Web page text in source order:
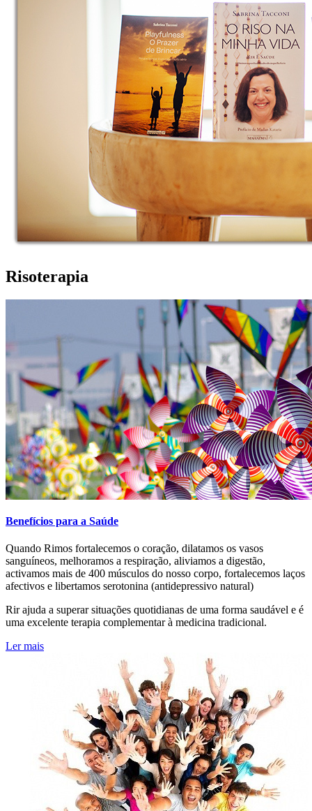
Risoterapia
Benefícios para a Saúde
Quando Rimos fortalecemos o coração, dilatamos os vasos
sanguíneos, melhoramos a respiração, aliviamos a digestão,
activamos mais de 400 músculos do nosso corpo, fortalecemos laços
afectivos e libertamos serotonina (antidepressivo natural)
Rir ajuda a superar situações quotidianas de uma forma saudável e é
uma excelente terapia complementar à medicina tradicional.
Ler mais